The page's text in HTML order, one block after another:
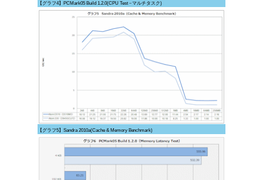
【グラフ4】PCMark05 Build 1.2.0(CPU Test－マルチタスク)
【グラフ5】Sandra 2010a(Cache & Memory Benchmark)